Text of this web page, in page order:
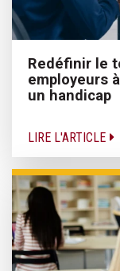
Redéfinir le
employeurs
un handicap
LIRE L'ARTICLE